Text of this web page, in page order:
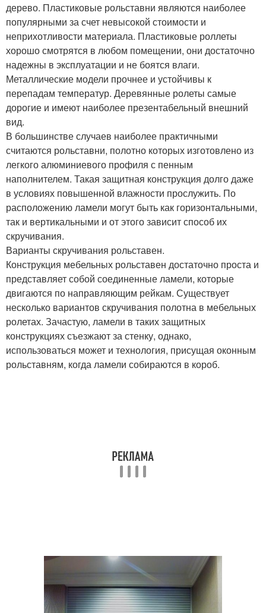
дерево. Пластиковые рольставни являются наиболее
популярными за счет невысокой стоимости и
неприхотливости материала. Пластиковые роллеты
хорошо смотрятся в любом помещении, они достаточно
надежны в эксплуатации и не боятся влаги.
Металлические модели прочнее и устойчивы к
перепадам температур. Деревянные ролеты самые
дорогие и имеют наиболее презентабельный внешний
вид.
В большинстве случаев наиболее практичными
считаются рольставни, полотно которых изготовлено из
легкого алюминиевого профиля с пенным
наполнителем. Такая защитная конструкция долго даже
в условиях повышенной влажности прослужить. По
расположению ламели могут быть как горизонтальными,
так и вертикальными и от этого зависит способ их
скручивания.
Варианты скручивания рольставен.
Конструкция мебельных рольставен достаточно проста и
представляет собой соединенные ламели, которые
двигаются по направляющим рейкам. Существует
несколько вариантов скручивания полотна в мебельных
ролетах. Зачастую, ламели в таких защитных
конструкциях съезжают за стенку, однако,
использоваться может и технология, присущая оконным
рольставням, когда ламели собираются в короб.